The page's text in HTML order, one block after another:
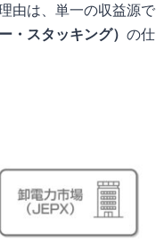
由は、単一の収益源で
・スタッキング） の仕